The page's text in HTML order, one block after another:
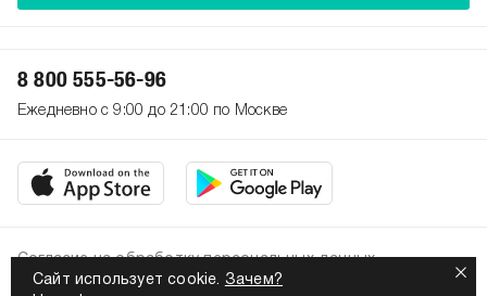
Сайт использует cookie. Зачем?
8 800 555-56-96
Ежедневно с 9:00 до 21:00 по Москве
Политика конфиденциальности
Согласие на обработку персональных данных